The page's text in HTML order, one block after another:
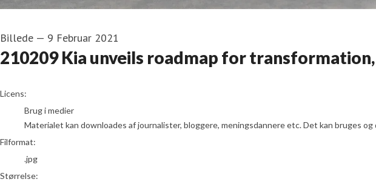
Billede — 9 Februar 2021
210209 Kia unveils roadmap for
go to media item
Licens:
Brug i medier
Materialet kan downloades af journalister, bloggere, meningsdannere etc. Det kan bruges
Filformat:
.jpg
Størrelse: